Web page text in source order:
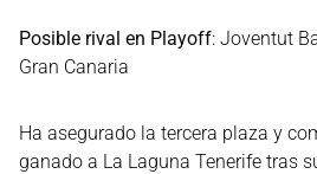
Posible rival en Playoff: Joventut
Gran Canaria
Ha asegurado la tercera plaza y
ganado a La Laguna Tenerife tras